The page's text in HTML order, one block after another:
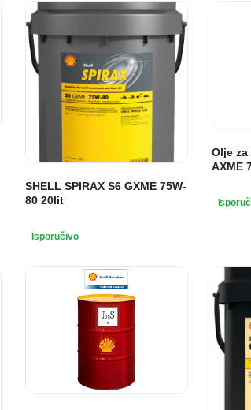
SHELL SPIRAX S6 GXME 75W-
80 20lit
Isporučivo
Olje za
AXME